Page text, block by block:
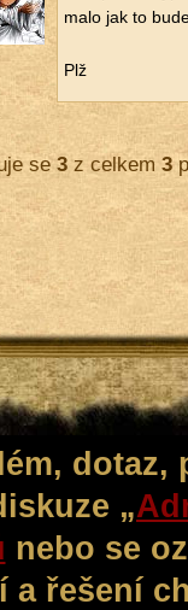
ma­lo jak to
Plž
se3z celkem 3
„
nebo se
a řešení